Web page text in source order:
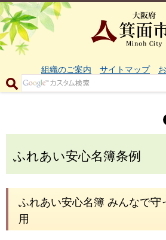
組織のご案内 サイトマップ
ふれあい安心名簿条例
ふれあい安心名簿 みんなで守
用